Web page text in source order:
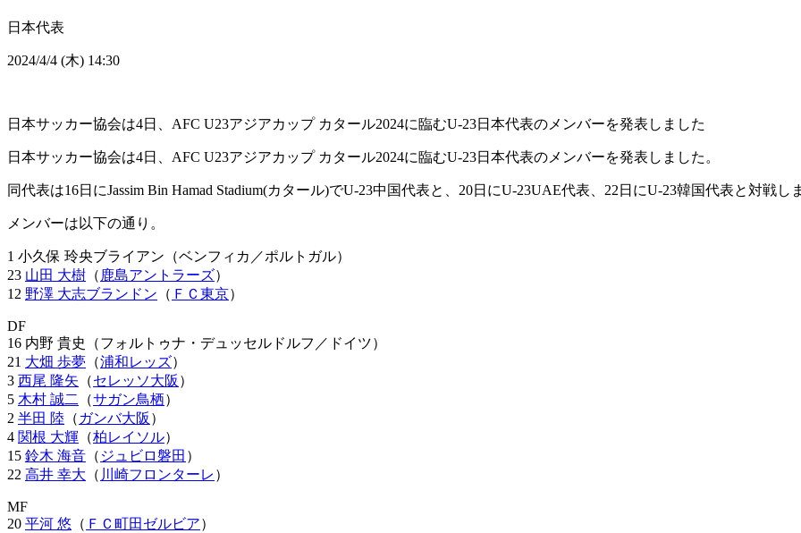
日本代表
2024/4/4 (木) 14:30
日本サッカー協会は4日、AFC U23アジアカップ カタール2024に臨むU-23日本代表のメンバーを発表しました
日本サッカー協会は4日、AFC U23アジアカップ カタール2024に臨むU-23日本代表のメンバーを発表しました。
同代表は16日にJassim Bin Hamad Stadium(カタール)でU-23中国代表と、20日にU-23UAE代表、22日にU-23韓国代表と対戦し
メンバーは以下の通り。
1 小久保 玲央ブライアン（ベンフィカ／ポルトガル）
23 山田 大樹 （ 鹿島アントラーズ）
12 野澤 大志ブランドン （ ＦＣ東京）
DF
16 内野 貴史（フォルトゥナ・デュッセルドルフ／ドイツ）
21 大畑 歩夢 （浦和レッズ）
3 西尾 隆矢 （セレッソ大阪 ）
5 木村 誠二 （サガン鳥栖）
2 半田 陸 （ ガンバ大阪 ）
4 関根 大輝 （柏レイソル）
15 鈴木 海音 （ ジュビロ磐田 ）
22 高井 幸大 （ 川崎フロンターレ ）
MF
20 平河 悠 （ ＦＣ町田ゼルビア）